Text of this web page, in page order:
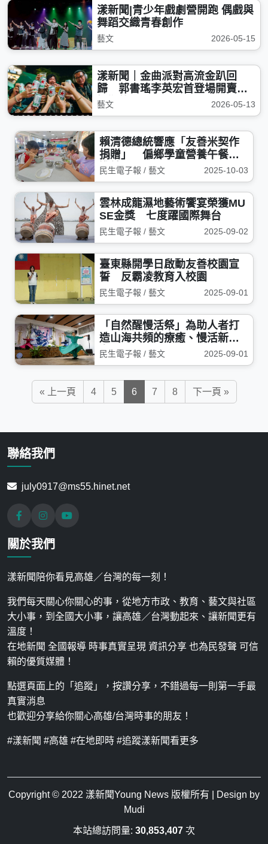
漾新聞|青少年戲劇營開跑 偶戲與
舞蹈交織青春創作
藝文 2026-05-15
漾新聞｜金曲派對高流金趴回
歸 郭書瑤李英宏首登場開賣引
爆期待
藝文 2026-05-13
賴清德總統響應「友善米契作
捐贈」 偏鄉學童營養午餐吃
進健
民生電子報 / 藝文 2025-10-03
雲林成龍濕地藝術饗宴榮獲MU
SE金獎 七度躍國際舞台
民生電子報 / 藝文 2025-09-02
臺東縣開學日啟動友善校園宣
誓 反霸凌教育入校園
民生電子報 / 藝文 2025-09-01
「自然醒慢活祭」為助人者打
造山海共頻的療癒、慢活新風
潮
民生電子報 / 藝文 2025-09-01
« 上一頁 4 5 6 7 8 下一頁 »
聯絡我們
july0917@ms55.hinet.net
關於我們
漾新聞陪你看見高雄／台灣的每一刻！
我們每天關心你關心的事，從地方市政、教育、藝文與社區
大小事，到全國大小事，讓高雄／台灣動起來、讓新聞更有
溫度！
在地新聞 全國報導 時事真實呈現 資訊分享 也為民發聲 可信
賴的優質媒體！
點選頁面上的「追蹤」，按讚分享，不錯過每一則第一手最
真實消息
也歡迎分享給你關心高雄/台灣時事的朋友！
#漾新聞 #高雄 #在地即時 #追蹤漾新聞看更多
Copyright © 2022 漾新聞Young News 版權所有 | Design by
Mudi
本站總訪問量: 30,853,407 次